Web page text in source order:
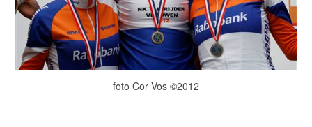
foto Cor Vos ©2012